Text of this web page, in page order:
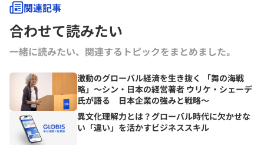
関連記事
合わせて読みたい
一緒に読みたい、関連するトピックをまとめました｡
激動のグローバル経済を生き抜く 「舞の海戦
略」〜シン・日本の経営著者 ウリケ・シェーデ
氏が語る 日本企業の強みと戦略〜
異文化理解力とは？グローバル時代に欠かせな
い「違い」を活かすビジネススキル